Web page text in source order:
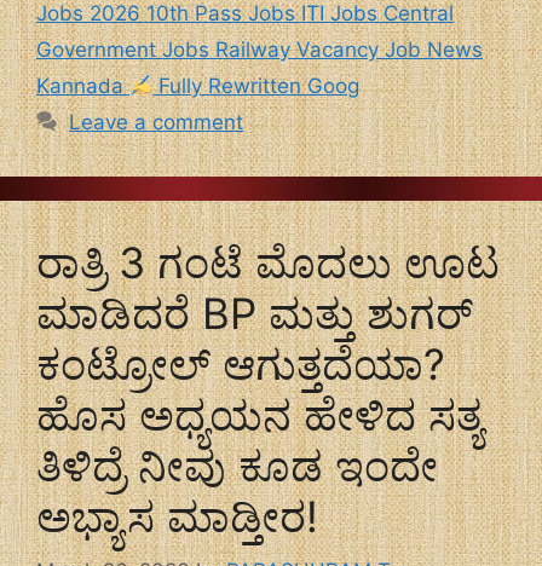
Jobs 2026 10th Pass Jobs ITI Jobs Central
Government Jobs Railway Vacancy Job News
Kannada
Fully Rewritten Goog
Leave a comment
ರಾತ್ರಿ 3 ಗಂಟೆ ಮೊದಲು ಊಟ
ಮಾಡಿದರೆ BP ಮತ್ತು ಶುಗರ್
ಕಂಟ್ರೋಲ್ ಆಗುತ್ತದೆಯಾ?
ಹೊಸ ಅಧ್ಯಯನ ಹೇಳಿದ ಸತ್ಯ
ತಿಳಿದ್ರೆ ನೀವು ಕೂಡ ಇಂದೇ
ಅಭ್ಯಾಸ ಮಾಡ್ತೀರ!